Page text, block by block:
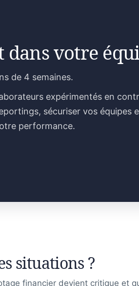
dans votre
de 4 semaines.
expérimentés en
sécuriser vos équipes
performance.
situations ?
financier devient critique et